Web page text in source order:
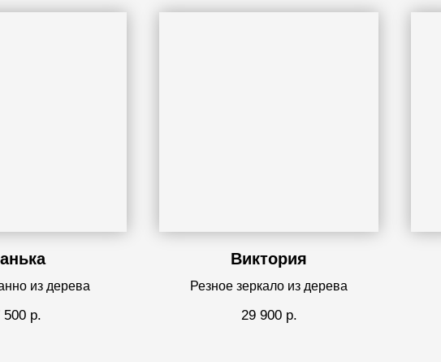
из дерева
500 р.
Виктория
Резное зеркало из дерева
29 900 р.